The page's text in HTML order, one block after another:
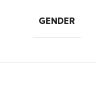
GENDER